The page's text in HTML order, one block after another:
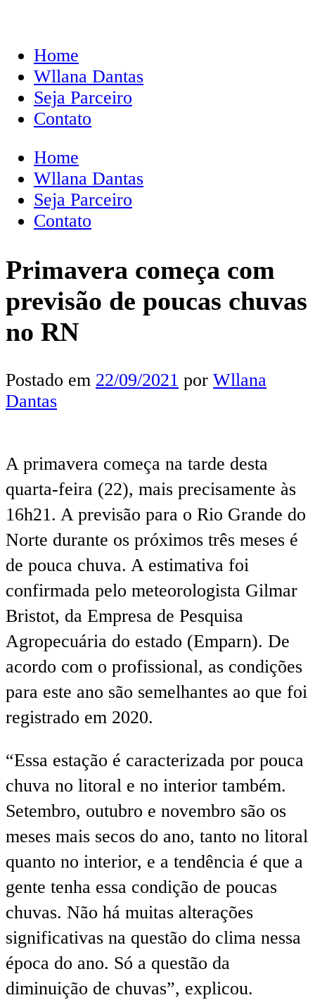
Home
Wllana Dantas
Seja Parceiro
Contato
Home
Wllana Dantas
Seja Parceiro
Contato
Primavera começa com
previsão de poucas chuvas
no RN
Postado em 22/09/2021 por Wllana
Dantas
A primavera começa na tarde desta
quarta-feira (22), mais precisamente às
16h21. A previsão para o Rio Grande do
Norte durante os próximos três meses é
de pouca chuva. A estimativa foi
confirmada pelo meteorologista Gilmar
Bristot, da Empresa de Pesquisa
Agropecuária do estado (Emparn). De
acordo com o profissional, as condições
para este ano são semelhantes ao que foi
registrado em 2020.
“Essa estação é caracterizada por pouca
chuva no litoral e no interior também.
Setembro, outubro e novembro são os
meses mais secos do ano, tanto no litoral
quanto no interior, e a tendência é que a
gente tenha essa condição de poucas
chuvas. Não há muitas alterações
significativas na questão do clima nessa
época do ano. Só a questão da
diminuição de chuvas”, explicou.